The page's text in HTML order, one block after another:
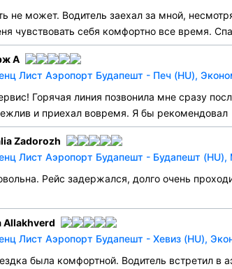
не может. Водитель заехал за мной,
чувствовать себя комфортно все время.
А
Лист Аэропорт Будапешт - Печ (HU),
Горячая линия позвонила мне сразу
и приехал вовремя. Я бы рекомендовал
Zadorozh
Лист Аэропорт Будапешт - Будапешт (HU),
Рейс задержался, долго очень
Allakhverd
Лист Аэропорт Будапешт - Хевиз (HU),
была комфортной. Водитель встретил в